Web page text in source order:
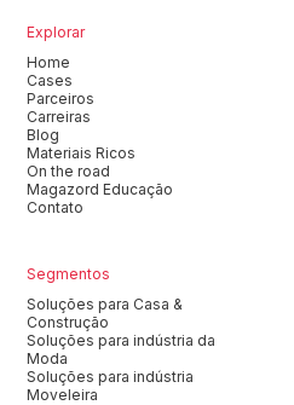
Explorar
Home
Cases
Parceiros
Carreiras
Blog
Materiais Ricos
On the road
Magazord Educação
Contato
Segmentos
Soluções para Casa &
Construção
Soluções para indústria da
Moda
Soluções para indústria
Moveleira